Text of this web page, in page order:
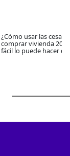
¿Cómo usar las
comprar vivienda
fácil lo puede hacer